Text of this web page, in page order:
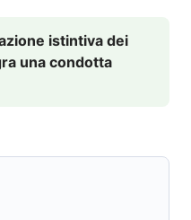
istintiva dei
una condotta